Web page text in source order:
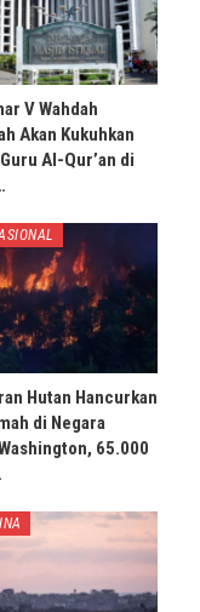
V Wahdah
Akan Kukuhkan
Al-Qur’an di
Hutan Hancurkan
di Negara
65.000